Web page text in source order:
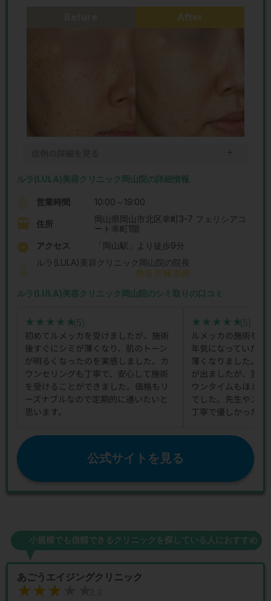
After
＋
ルラ(LULA)美容クリニック岡山院の詳細情報
営業時間 10:00～19:00
住所
岡山県岡山市北区幸町3-7 フェリシアコ
ート幸町1階
アクセス
「岡山駅」より徒歩9分
ルラ(LULA)美容クリニック岡山院の院長
角南 亮輔 医師
ルラ(LULA)美容クリニック岡山院のシミ取りの口コミ
★★★★★
★★★★★(5)
初めてルメッカを受けましたが、施術
後すぐにシミが薄くなり、肌のトーン
が明るくなったのを実感しました。カ
ウンセリングも丁寧で、安心して施術
を受けることができました。価格もリ
ーズナブルなので定期的に通いたいと
思います。
★★★★★
★★★★★(5)
ルメッカの施術を1
年気になっていた頬
薄くなりました。
が出ましたが、翌日
ウンタイムもほと
でした。先生やス
丁寧で優しかったで
公式サイトを見る
小規模でも信頼できるクリニックを探している人におすすめ
あごうエイジングクリニック
★★★★★
★★★★★3.3